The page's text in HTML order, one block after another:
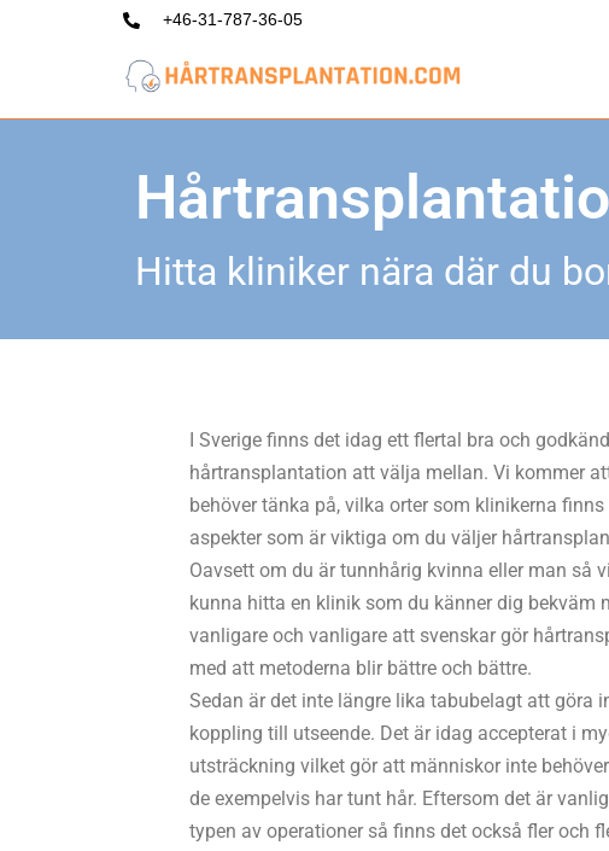
+46-31-787-36-05
Hitta kliniker nära där du
I Sverige finns det idag ett flertal bra och
hårtransplantation att välja mellan. Vi kommer
behöver tänka på, vilka orter som klinikerna
aspekter som är viktiga om du väljer
Oavsett om du är tunnhårig kvinna eller man så
kunna hitta en klinik som du känner dig bekväm
vanligare och vanligare att svenskar gör
med att metoderna blir bättre och bättre.
Sedan är det inte längre lika tabubelagt att göra
koppling till utseende. Det är idag accepterat i
utsträckning vilket gör att människor inte
de exempelvis har tunt hår. Eftersom det är
typen av operationer så finns det också fler och